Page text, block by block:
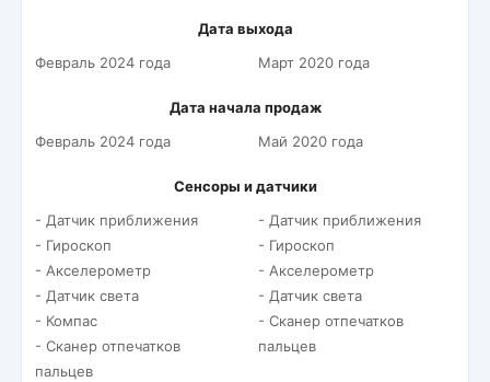
Дата выхода
Февраль 2024 года
Март 2020 года
Дата начала продаж
Февраль 2024 года
Май 2020 года
Сенсоры и датчики
- Датчик приближения
- Гироскоп
- Акселерометр
- Датчик света
- Компас
- Сканер отпечатков
пальцев
- Датчик приближения
- Гироскоп
- Акселерометр
- Датчик света
- Сканер отпечатков
пальцев